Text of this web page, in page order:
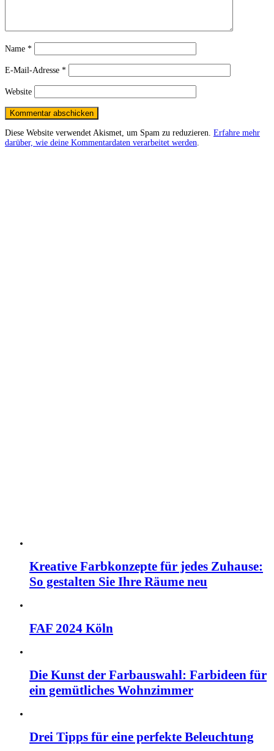
Name *
E-Mail-Adresse *
Website
Diese Website verwendet Akismet, um Spam zu reduzieren. Erfahre mehr
darüber, wie deine Kommentardaten verarbeitet werden.
Kreative Farbkonzepte für jedes Zuhause:
So gestalten Sie Ihre Räume neu
FAF 2024 Köln
Die Kunst der Farbauswahl: Farbideen für
ein gemütliches Wohnzimmer
Drei Tipps für eine perfekte Beleuchtung